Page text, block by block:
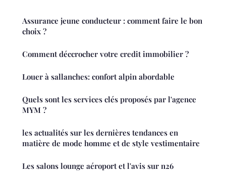
Assurance jeune conducteur : comment faire le bon
choix ?
Comment déccrocher votre credit immobilier ?
Louer à sallanches: confort alpin abordable
Quels sont les services clés proposés par l'agence
MYM ?
les actualités sur les dernières tendances en
matière de mode homme et de style vestimentaire
Les salons lounge aéroport et l'avis sur n26